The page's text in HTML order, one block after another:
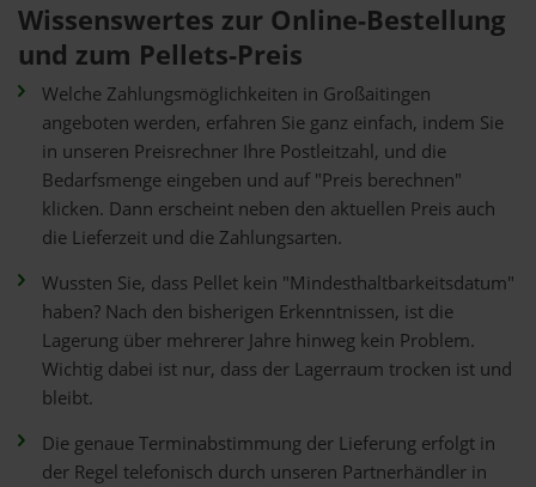
Wissenswertes zur Online-Bestellung
und zum Pellets-Preis
Welche Zahlungsmöglichkeiten in Großaitingen
angeboten werden, erfahren Sie ganz einfach, indem Sie
in unseren Preisrechner Ihre Postleitzahl, und die
Bedarfsmenge eingeben und auf "Preis berechnen"
klicken. Dann erscheint neben den aktuellen Preis auch
die Lieferzeit und die Zahlungsarten.
Wussten Sie, dass Pellet kein "Mindesthaltbarkeitsdatum"
haben? Nach den bisherigen Erkenntnissen, ist die
Lagerung über mehrerer Jahre hinweg kein Problem.
Wichtig dabei ist nur, dass der Lagerraum trocken ist und
bleibt.
Die genaue Terminabstimmung der Lieferung erfolgt in
der Regel telefonisch durch unseren Partnerhändler in